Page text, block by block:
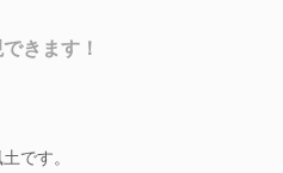
きます！
です。